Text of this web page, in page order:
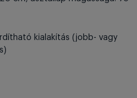
kialakítás (jobb- vagy